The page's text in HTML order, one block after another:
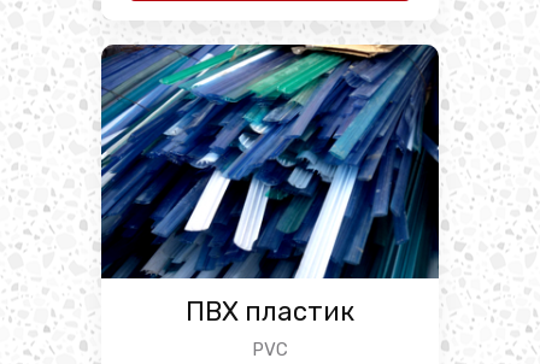
ПВХ пластик
PVC